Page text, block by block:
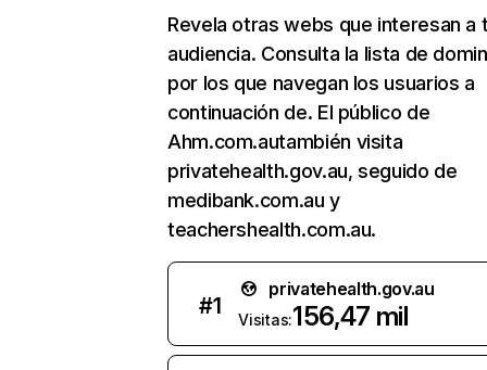
Revela otras webs que interesan a
audiencia. Consulta la lista de
por los que navegan los usuarios a
continuación de. El público de
Ahm.com.autambién visita
privatehealth.gov.au, seguido de
medibank.com.au y
teachershealth.com.au.
#1
privatehealth.gov.au
Visitas:156,47 mil